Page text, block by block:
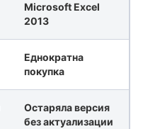
Microsoft Excel
2013
Еднократна
покупка
Остаряла версия
без актуализации